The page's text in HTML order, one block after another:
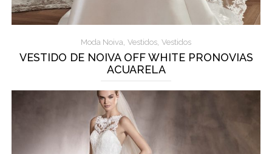
Moda Noiva, Vestidos, Vestidos
VESTIDO DE NOIVA OFF WHITE PRONOVIAS
ACUARELA